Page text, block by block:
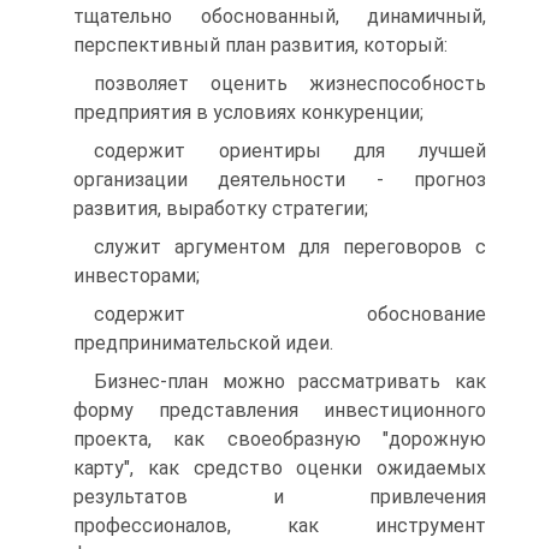
тщательно обоснованный, динамичный,
перспективный план развития, который:
позволяет оценить жизнеспособность
предприятия в условиях конкуренции;
содержит ориентиры для лучшей
организации деятельности - прогноз
развития, выработку стратегии;
служит аргументом для переговоров с
инвесторами;
содержит обоснование
предпринимательской идеи.
Бизнес-план можно рассматривать как
форму представления инвестиционного
проекта, как своеобразную "дорожную
карту", как средство оценки ожидаемых
результатов и привлечения
профессионалов, как инструмент